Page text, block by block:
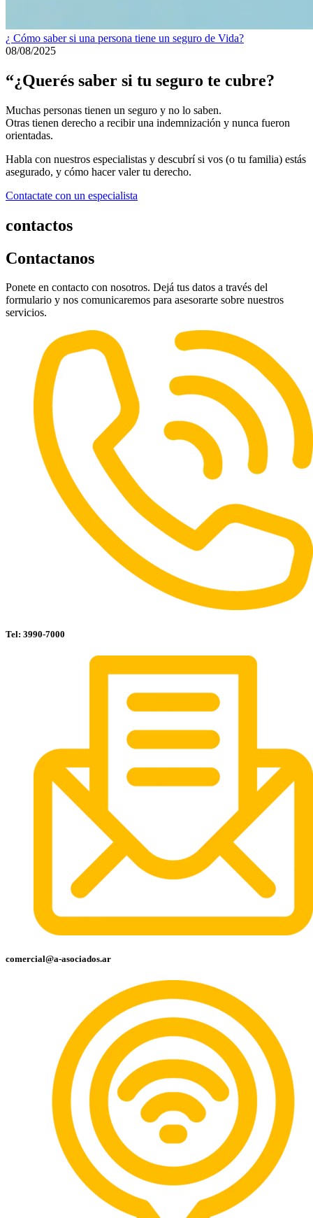
¿ Cómo saber si una persona tiene un seguro de Vida?
08/08/2025
“¿Querés saber si tu seguro te cubre?
Muchas personas tienen un seguro y no lo saben.
Otras tienen derecho a recibir una indemnización y nunca fueron
orientadas.
Habla con nuestros especialistas y descubrí si vos (o tu familia) estás
asegurado, y cómo hacer valer tu derecho.
Contactate con un especialista
contactos
Contactanos
Ponete en contacto con nosotros. Dejá tus datos a través del
formulario y nos comunicaremos para asesorarte sobre nuestros
servicios.
Tel: 3990-7000
comercial@a-asociados.ar